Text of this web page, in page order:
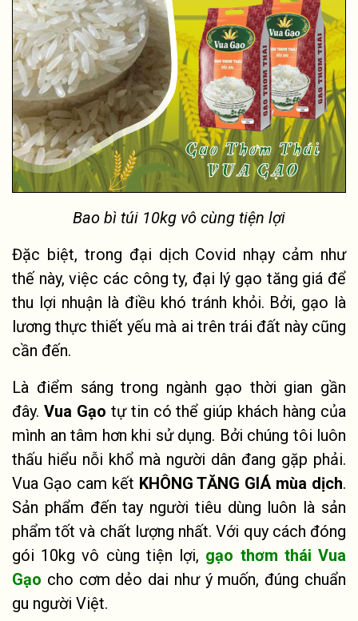
Bao bì túi 10kg vô cùng tiện lợi
Đặc biệt, trong đại dịch Covid nhạy cảm như
thế này, việc các công ty, đại lý gạo tăng giá để
thu lợi nhuận là điều khó tránh khỏi. Bởi, gạo là
lương thực thiết yếu mà ai trên trái đất này cũng
cần đến.
Là điểm sáng trong ngành gạo thời gian gần
đây. Vua Gạo tự tin có thể giúp khách hàng của
mình an tâm hơn khi sử dụng. Bởi chúng tôi luôn
thấu hiểu nỗi khổ mà người dân đang gặp phải.
Vua Gạo cam kết KHÔNG TĂNG GIÁ mùa dịch.
Sản phẩm đến tay người tiêu dùng luôn là sản
phẩm tốt và chất lượng nhất. Với quy cách đóng
gói 10kg vô cùng tiện lợi, gạo thơm thái Vua
Gạo cho cơm dẻo dai như ý muốn, đúng chuẩn
gu người Việt.